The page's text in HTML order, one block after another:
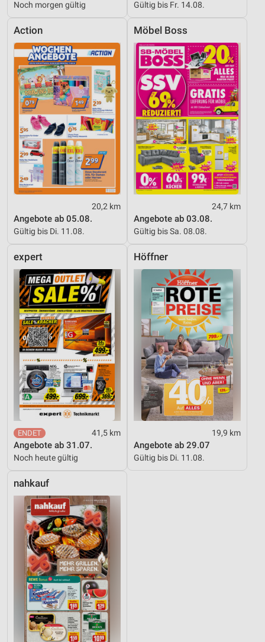
Noch morgen gültig Gültig bis Fr. 14.08.
Action
20,2 km
Angebote ab 05.08.
Gültig bis Di. 11.08.
Möbel Boss
24,7 km
Angebote ab 03.08.
Gültig bis Sa. 08.08.
expert
41,5 km
Angebote ab 31.07.
Noch heute gültig
Höffner
19,9 km
Angebote ab 29.07
Gültig bis Di. 11.08.
nahkauf